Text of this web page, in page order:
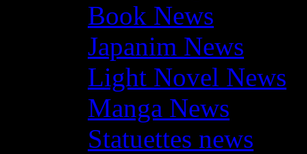
Book News
Japanim News
Light Novel News
Manga News
Statuettes news